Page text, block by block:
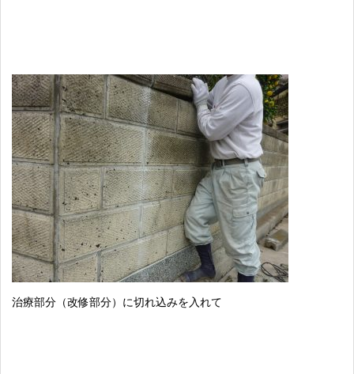
治療部分（改修部分）に切れ込みを入れて